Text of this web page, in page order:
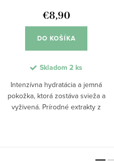
€8,90
DO KOŠÍKA
Skladom 2 ks
Intenzívna hydratácia a jemná
pokožka, ktorá zostáva svieža a
vyživená. Prírodné extrakty z